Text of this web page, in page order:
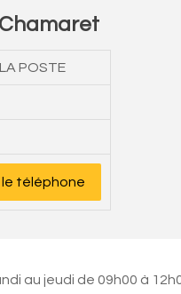
POSTE
téléphone
au jeudi de 09h00 à